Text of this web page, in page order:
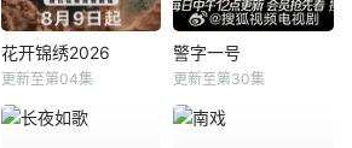
花开锦绣2026
更新至第04集
警字一号
更新至第30集